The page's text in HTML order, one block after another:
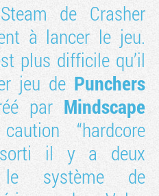
de Crasher
à lancer le jeu.
plus difficile qu’il
jeu de Punchers
par Mindscape
“hardcore
il y a deux
système de